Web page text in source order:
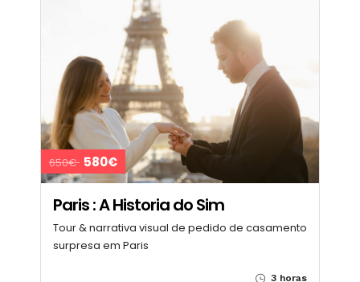
650€ 580€
Paris : A Historia do Sim
Tour & narrativa visual de pedido de casamento
surpresa em Paris
3 horas